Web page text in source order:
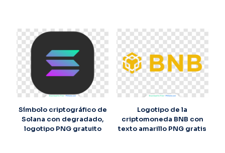
Símbolo criptográfico de
Solana con degradado,
logotipo PNG gratuito
Logotipo de la
criptomoneda BNB con
texto amarillo PNG gratis